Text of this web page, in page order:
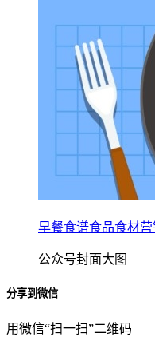
早餐食谱食品食材
公众号封面大图
分享到微信
用微信“扫一扫”二维码